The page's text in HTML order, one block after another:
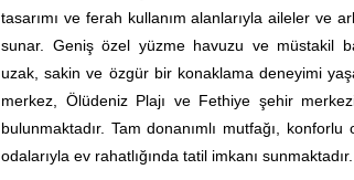
tasarımı ve ferah kullanım alanlarıyla aileler ve
sunar. Geniş özel yüzme havuzu ve müstakil
uzak, sakin ve özgür bir konaklama deneyimi
merkez, Ölüdeniz Plajı ve Fethiye şehir
bulunmaktadır. Tam donanımlı mutfağı,
odalarıyla ev rahatlığında tatil imkanı sunmaktadır.